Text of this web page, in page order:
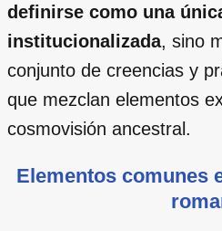
definirse como una
institucionalizada, sino
conjunto de creencias y
que mezclan elementos
cosmovisión ancestral.
Elementos comunes